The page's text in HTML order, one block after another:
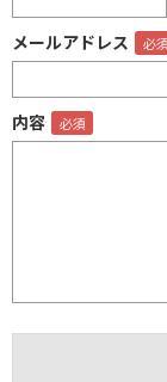
メールアドレス
内容